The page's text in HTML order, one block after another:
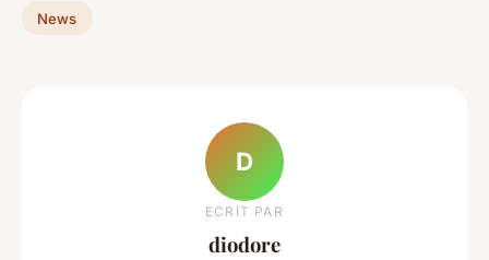
News
D
ECRIT PAR
diodore